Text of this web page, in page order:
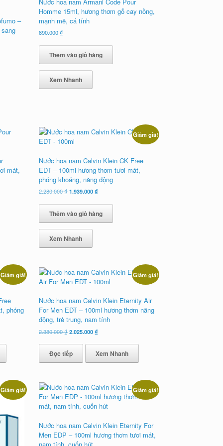
–
Homme 15ml, hương thơm gỗ cay nồng,
mạnh mẽ, cá tính
890.000₫
Thêm vào giỏ hàng
Xem Nhanh
mát,
Giảm giá!
Nước hoa nam Calvin Klein CK Free
EDT – 100ml hương thơm tươi mát,
phóng khoáng, năng động
2.280.000₫Giá
là:
2.280.000 ₫.
1.939.000₫
tại
là:
1.939.000 ₫.
Thêm vào giỏ hàng
Xem Nhanh
Giảm giá!
phóng
Giảm giá!
Nước hoa nam Calvin Klein Eternity Air
For Men EDT – 100ml hương thơm năng
động, trẻ trung, nam tính
2.380.000₫Giá
là:
2.380.000 ₫.
2.025.000₫
tại
là:
2.025.000 ₫.
Đọc tiếp Xem Nhanh
Giảm giá! Giảm giá!
Nước hoa nam Calvin Klein Eternity For
Men EDP – 100ml hương thơm tươi mát,